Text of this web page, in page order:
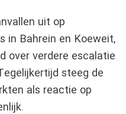
uit op
in Bahrein en Koeweit,
over verdere escalatie
steeg de
als reactie op